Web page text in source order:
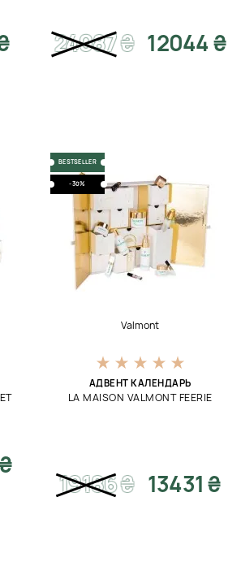
24087₴ 12044 ₴
BESTSELLER
-30%
Valmont
АДВЕНТ КАЛЕНДАРЬ
LA MAISON VALMONT FEERIE
19186₴ 13431 ₴